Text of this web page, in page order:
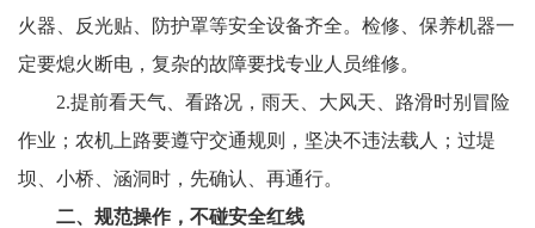
火器、反光贴、防护罩等安全设备齐全。检修、保养机器一
定要熄火断电，复杂的故障要找专业人员维修。
2.提前看天气、看路况，雨天、大风天、路滑时别冒险
作业；农机上路要遵守交通规则，坚决不违法载人；过堤
坝、小桥、涵洞时，先确认、再通行。
二、规范操作，不碰安全红线